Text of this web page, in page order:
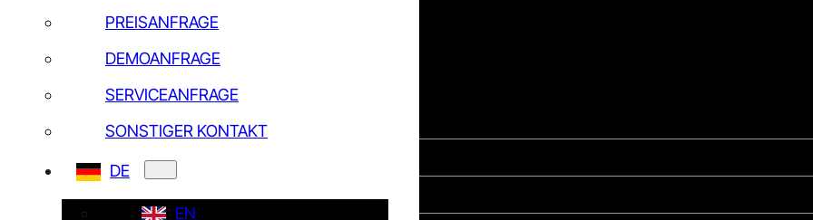
PREISANFRAGE
DEMOANFRAGE
SERVICEANFRAGE
SONSTIGER KONTAKT
DE
EN
Weitere Adressen
Preisanfrage
Demoanfrage
Serviceanfrage